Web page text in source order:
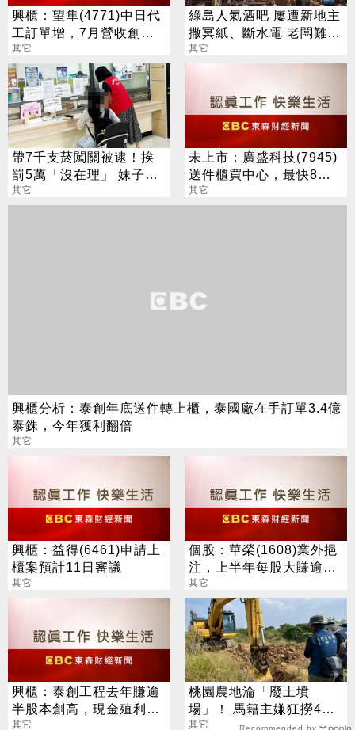
興櫃：望隼(4771)中日代
工訂單增，7月營收創新
高
其它
綠島人氣酒吧 屢遭新地主
撒冥紙、斷水電 老闆難
過：快撐不住
其它
帶7千支菸闖關被逮！挨
罰5萬「沒在理」 妹子股
票被扣押急了
其它
未上市：廣盛科技(7945)
送件櫃買中心，最快8月
中登錄興櫃
其它
興櫃分析：泰創年底送件轉上櫃，泰國廠在手訂單3.4億
泰銖，今年獲利翻倍
其它
興櫃：益得(6461)申請上
櫃案預計11日審議
其它
個股：華榮(1608)業外挹
注，上半年每股大賺逾7
元，股價跳空漲停鎖住
其它
興櫃：泰創工程去年賺逾
半股本創高，現金殖利率
逾5％，估今年業績再攀
其它
桃園農地淪「廢土墳
場」！ 馬籍主嫌狂撈4億
年邁地主成代罪羔羊
其它 Recommended by